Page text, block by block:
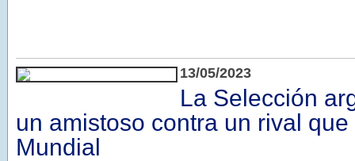
13/05/2023
La Selección
un amistoso contra un rival
Mundial